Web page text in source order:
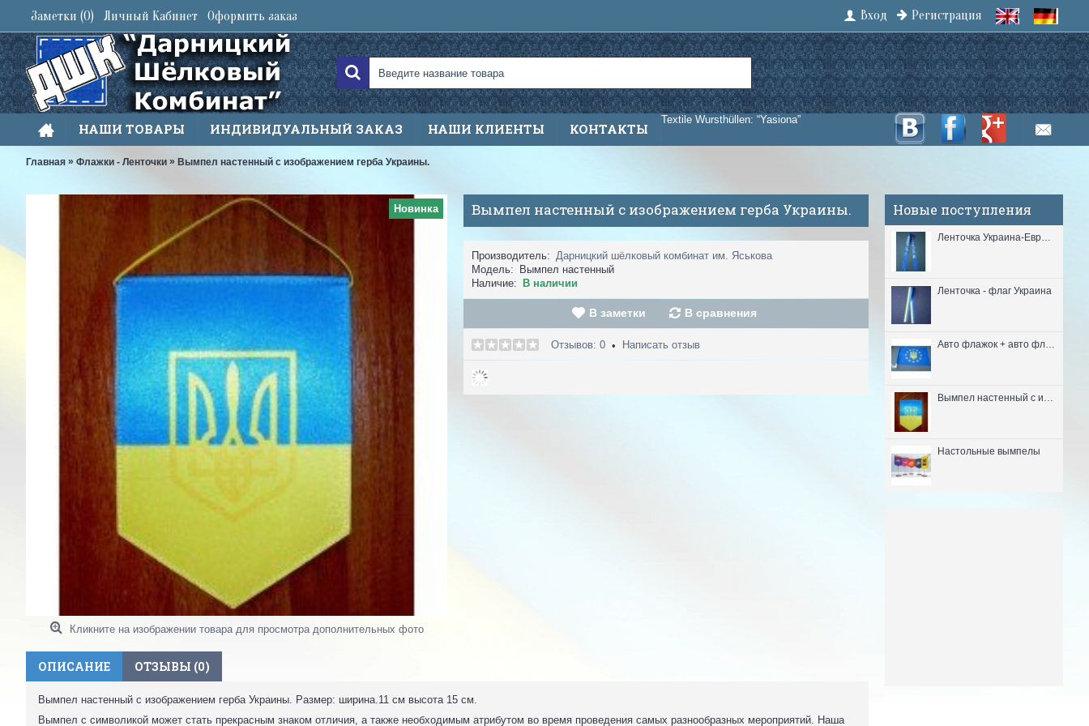
Заметки (0) Личный Кабинет Оформить заказ Вход Регистрация
НАШИ ТОВАРЫ ИНДИВИДУАЛЬНЫЙ ЗАКАЗ НАШИ КЛИЕНТЫ КОНТАКТЫ
Textile Wursthüllen: “Yasiona”
Главная » Флажки - Ленточки » Вымпел настенный с изображением герба Украины.
Новые поступления
Ленточка Украина-Европа
Ленточка - флаг Украина
Авто флажок + авто флагшток (Євро) полиэстер 26*37 см.
Вымпел настенный с изображением герба Украины.
Настольные вымпелы
Новинка
Кликните на изображении товара для просмотра дополнительных фото
Вымпел настенный с изображением герба Украины.
Производитель: Дарницкий шёлковый комбинат им. Яськова
Модель:
Вымпел настенный
Наличие:
В наличии
В заметки В сравнения
Отзывов: 0 • Написать отзыв
ОПИСАНИЕ ОТЗЫВЫ (0)
Вымпел настенный с изображением герба Украины. Размер: ширина.11 см высота 15 см.
Вымпел с символикой может стать прекрасным знаком отличия, а также необходимым атрибутом во время проведения самых разнообразных мероприятий. Наша